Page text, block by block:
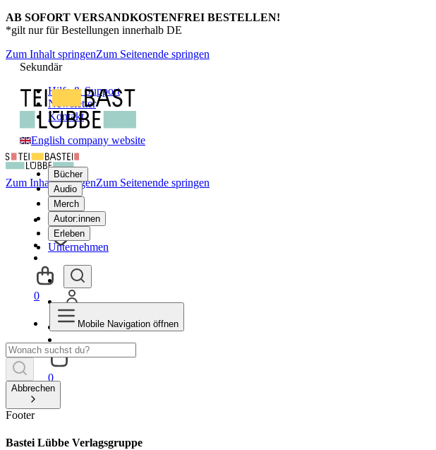
AB SOFORT VERSANDKOSTENFREI BESTELLEN!
*gilt nur für Bestellungen innerhalb DE
Zum Inhalt springenZum Seitenende springen
Sekundär
Hilfe & Support
Newsletter
Kontakt
English company website
Bücher
Audio
Merch
Autor:innen
Erleben
Unternehmen
0
Zum Inhalt springenZum Seitenende springen
0
Mobile Navigation öffnen
Abbrechen
Footer
Bastei Lübbe Verlagsgruppe